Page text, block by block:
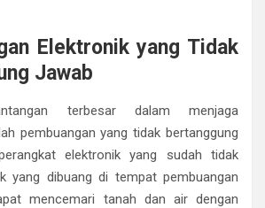
Elektronik yang Tidak
Jawab
terbesar dalam menjaga
pembuangan yang tidak bertanggung
elektronik yang sudah tidak
yang dibuang di tempat pembuangan
mencemari tanah dan air dengan